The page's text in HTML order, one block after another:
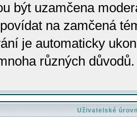
být uzamčena
na zamčená
je automaticky
různých důvodů.
Uživatelské